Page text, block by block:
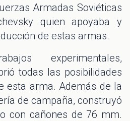
Armadas Soviéticas
quien apoyaba y
de estas armas.
experimentales,
todas las posibilidades
esta arma. Además de la
de campaña, construyó
con cañones de 76 mm.